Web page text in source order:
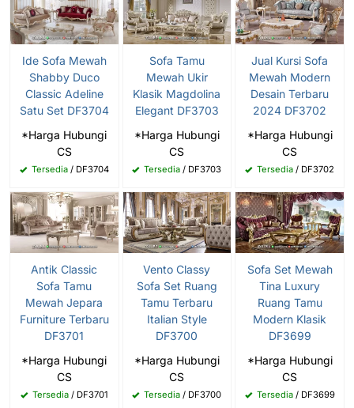
Ide Sofa Mewah
Shabby Duco
Classic Adeline
Satu Set DF3704
*Harga Hubungi
CS
Tersedia/ DF3704
Sofa Tamu
Mewah Ukir
Klasik Magdolina
Elegant DF3703
*Harga Hubungi
CS
Tersedia / DF3703
Jual Kursi Sofa
Mewah Modern
Desain Terbaru
2024 DF3702
*Harga Hubungi
CS
Tersedia / DF3702
Antik Classic
Sofa Tamu
Mewah Jepara
Furniture Terbaru
DF3701
*Harga Hubungi
CS
Tersedia/ DF3701
Vento Classy
Sofa Set Ruang
Tamu Terbaru
Italian Style
DF3700
*Harga Hubungi
CS
Tersedia / DF3700
Sofa Set Mewah
Tina Luxury
Ruang Tamu
Modern Klasik
DF3699
*Harga Hubungi
CS
Tersedia/ DF3699